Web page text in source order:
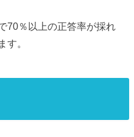
70％以上の正答率が採れ
す。